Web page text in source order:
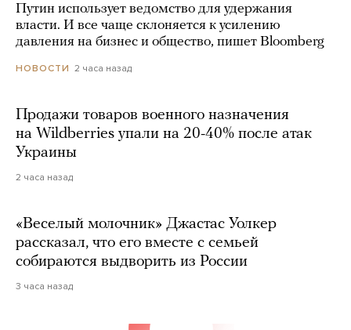
Путин использует ведомство для удержания
власти. И все чаще склоняется к усилению
давления на бизнес и общество, пишет Bloomberg
НОВОСТИ 2 часа назад
Продажи товаров военного назначения
на Wildberries упали на 20-40% после атак
Украины
2 часа назад
«Веселый молочник» Джастас Уолкер
рассказал, что его вместе с семьей
собираются выдворить из России
3 часа назад